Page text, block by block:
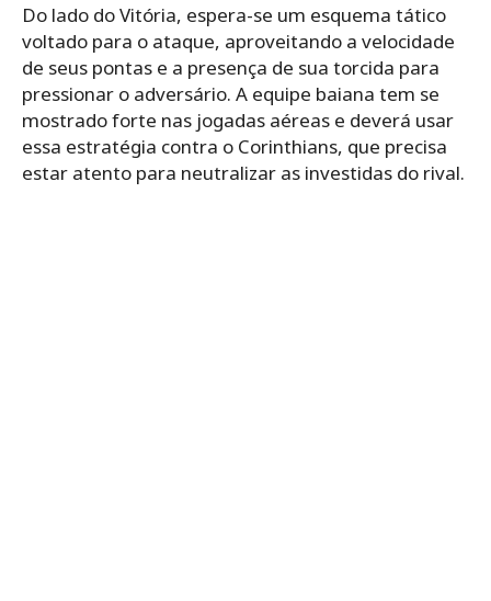
Do lado do Vitória, espera-se um esquema tático
voltado para o ataque, aproveitando a velocidade
de seus pontas e a presença de sua torcida para
pressionar o adversário. A equipe baiana tem se
mostrado forte nas jogadas aéreas e deverá usar
essa estratégia contra o Corinthians, que precisa
estar atento para neutralizar as investidas do rival.